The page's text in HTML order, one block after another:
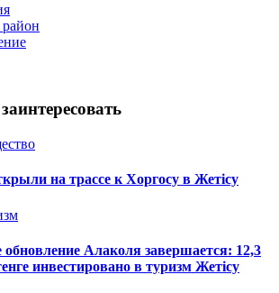
на трассе к Хоргосу в Жетісу
Алаколя завершается: 12,3
инвестировано в туризм Жетісу